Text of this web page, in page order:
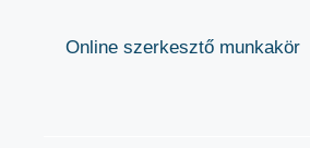
Online szerkesztő munkakör